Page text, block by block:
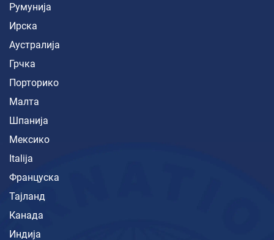
Румунија
Ирска
Аустралија
Грчка
Порторико
Малта
Шпанија
Мексико
Italija
Француска
Тајланд
Канада
Индија